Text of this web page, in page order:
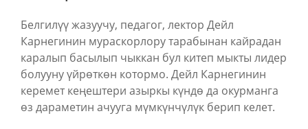
Белгилүү жазуучу, педагог, лектор Дейл
Карнегинин мураскорлору тарабынан кайрадан
каралып басылып чыккан бул китеп мыкты лидер
болууну үйрөткөн котормо. Дейл Карнегинин
керемет кеңештери азыркы күндө да окурманга
өз дараметин ачууга мүмкүнчүлүк берип келет.